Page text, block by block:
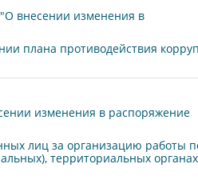
внесении изменения в
плана противодействия
изменения в распоряжение
лиц за организацию работы
территориальных органах